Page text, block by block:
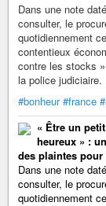
Dans une note
consulter, le
quotidiennement
contentieux
contre les stocks
la police judiciaire.
#bonheur #france
« Être un
heureux » :
des plaintes
Dans une note
consulter, le
quotidiennement